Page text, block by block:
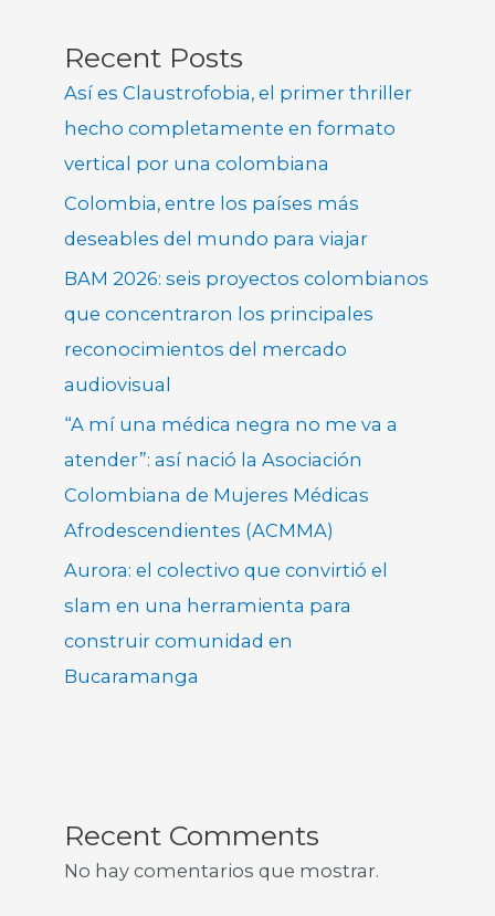
Recent Posts
Así es Claustrofobia, el primer thriller
hecho completamente en formato
vertical por una colombiana
Colombia, entre los países más
deseables del mundo para viajar
BAM 2026: seis proyectos colombianos
que concentraron los principales
reconocimientos del mercado
audiovisual
“A mí una médica negra no me va a
atender”: así nació la Asociación
Colombiana de Mujeres Médicas
Afrodescendientes (ACMMA)
Aurora: el colectivo que convirtió el
slam en una herramienta para
construir comunidad en
Bucaramanga
Recent Comments
No hay comentarios que mostrar.